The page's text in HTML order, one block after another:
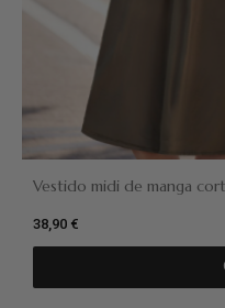
Vestido midi de manga
38,90 €